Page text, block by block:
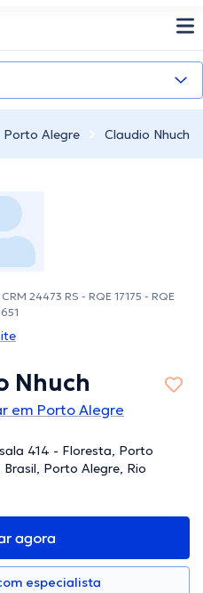
Porto Alegre Claudio Nhuch
24473 RS - RQE 17175 - RQE
Nhuch
em Porto Alegre
414 - Floresta, Porto
Porto Alegre, Rio
agora
especialista